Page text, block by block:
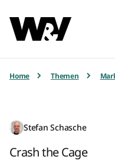
Home Themen
Stefan Schasche
Crash the Cage